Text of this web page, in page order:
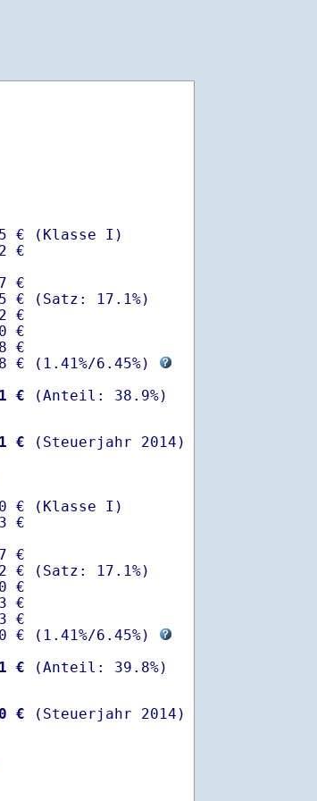
€ (Klasse I)
€
€
€ (Satz: 17.1%)
€
€
€
€ ( 1.41%/6.45%)
€
€ (Steuerjahr 2014)
€ (Klasse I)
€
€
€ (Satz: 17.1%)
€
€
€
€ ( 1.41%/6.45%)
€
€ (Steuerjahr 2014)